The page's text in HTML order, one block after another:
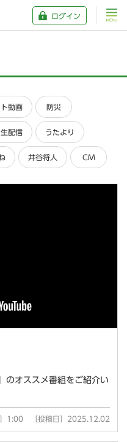
ログイン
動画 防災
生配信 うたより
井谷将人 CM
のオススメ番組をご紹介い
］1:00 ［投稿日］2025.12.02